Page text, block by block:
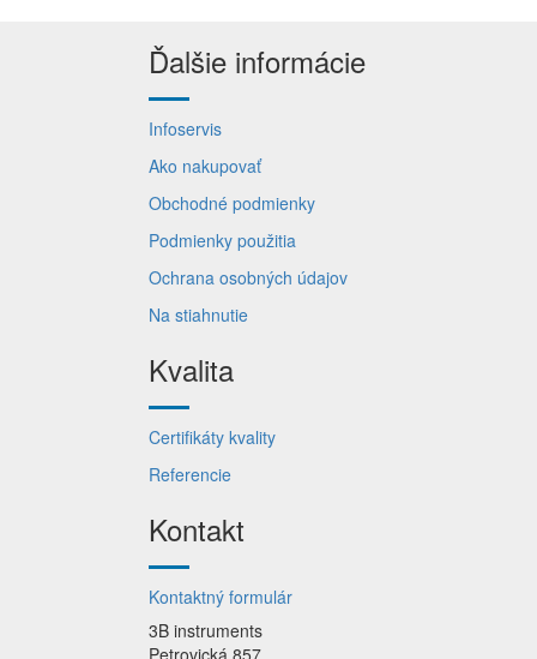
Ďalšie informácie
Infoservis
Ako nakupovať
Obchodné podmienky
Podmienky použitia
Ochrana osobných údajov
Na stiahnutie
Kvalita
Certifikáty kvality
Referencie
Kontakt
Kontaktný formulár
3B instruments
Petrovická 857